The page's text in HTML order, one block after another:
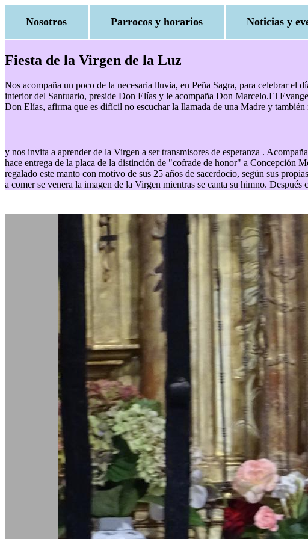
Nosotros Parrocos y horarios Noticias y
Fiesta de la Virgen de la Luz
Nos acompaña un poco de la necesaria lluvia, en Peña Sagra, para celebrar
interior del Santuario, preside Don Elías y le acompaña Don Marcelo.El
Don Elías, afirma que es difícil no escuchar la llamada de una Madre y
y nos invita a aprender de la Virgen a ser transmisores de esperanza .
hace entrega de la placa de la distinción de "cofrade de honor" a Concepción
regalado este manto con motivo de sus 25 años de sacerdocio, según sus
a comer se venera la imagen de la Virgen mientras se canta su himno.